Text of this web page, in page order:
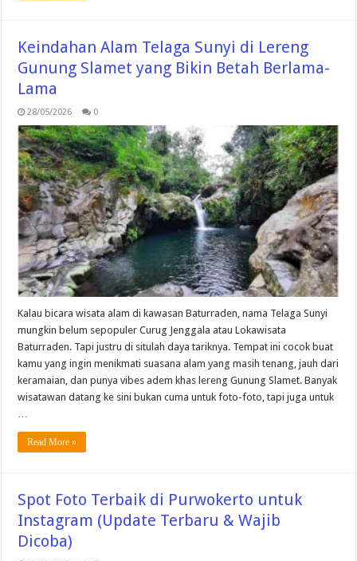
Keindahan Alam Telaga Sunyi di Lereng
Gunung Slamet yang Bikin Betah Berlama-
Lama
28/05/2026 0
Kalau bicara wisata alam di kawasan Baturraden, nama Telaga Sunyi
mungkin belum sepopuler Curug Jenggala atau Lokawisata
Baturraden. Tapi justru di situlah daya tariknya. Tempat ini cocok buat
kamu yang ingin menikmati suasana alam yang masih tenang, jauh dari
keramaian, dan punya vibes adem khas lereng Gunung Slamet. Banyak
wisatawan datang ke sini bukan cuma untuk foto-foto, tapi juga untuk
…
Read More »
Spot Foto Terbaik di Purwokerto untuk
Instagram (Update Terbaru & Wajib
Dicoba)